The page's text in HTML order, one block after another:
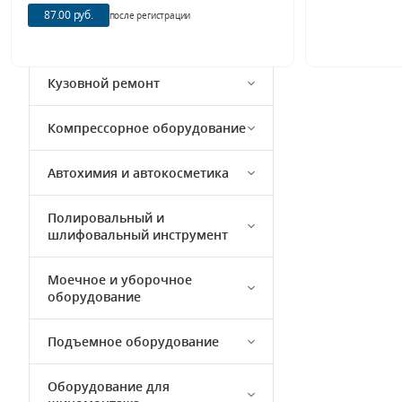
Кузовной ремонт
Компрессорное оборудование
Автохимия и автокосметика
Полировальный и
шлифовальный инструмент
Моечное и уборочное
оборудование
Подъемное оборудование
Оборудование для
87.00 руб. после регистрации